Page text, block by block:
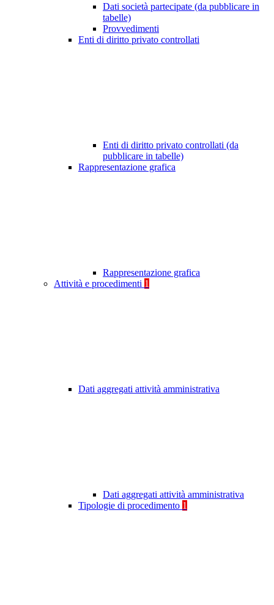
Dati società partecipate (da pubblicare in
tabelle)
Provvedimenti
Enti di diritto privato controllati
Enti di diritto privato controllati (da
pubblicare in tabelle)
Rappresentazione grafica
Rappresentazione grafica
Attività e procedimenti 1
Dati aggregati attività amministrativa
Dati aggregati attività amministrativa
Tipologie di procedimento 1